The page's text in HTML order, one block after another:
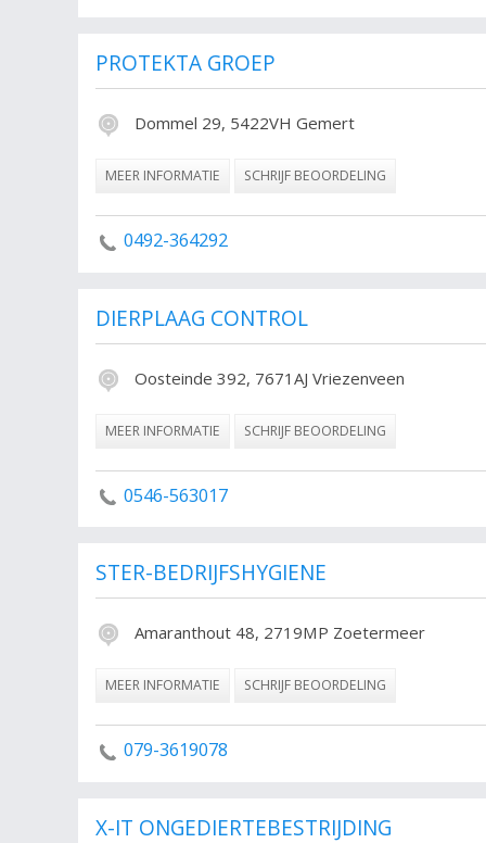
PROTEKTA GROEP
Dommel 29, 5422VH Gemert
MEER INFORMATIE SCHRIJF BEOORDELING
0492-364292
DIERPLAAG CONTROL
Oosteinde 392, 7671AJ Vriezenveen
MEER INFORMATIE SCHRIJF BEOORDELING
0546-563017
STER-BEDRIJFSHYGIENE
Amaranthout 48, 2719MP Zoetermeer
MEER INFORMATIE SCHRIJF BEOORDELING
079-3619078
X-IT ONGEDIERTEBESTRIJDING